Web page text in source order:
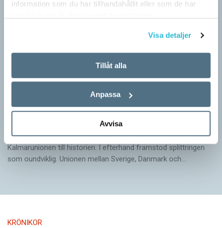
information som du har tillhandahållit eller som de har
Visa detaljer
Tillåt alla
Anpassa
Avvisa
Arvet från Gustav Vasa lever än i dag
När Gustav Vasa den 6 juni 1523 ­valdes till kung förpassades
Kalmar­unionen till historien. I efterhand framstod splittringen
som ound­viklig. ­Unionen ­mellan Sverige, Danmark och…
KRÖNIKOR